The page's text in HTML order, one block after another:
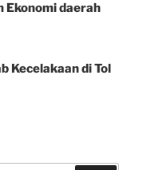
Ekonomi daerah
Kecelakaan di Tol